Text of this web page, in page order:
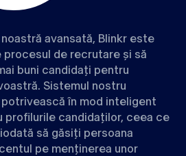
avansată, Blinkr este
procesul de recrutare și să
buni candidați pentru
Sistemul nostru
în mod inteligent
profilurile candidaților, ceea ce
să găsiți persoana
pe menținerea unor